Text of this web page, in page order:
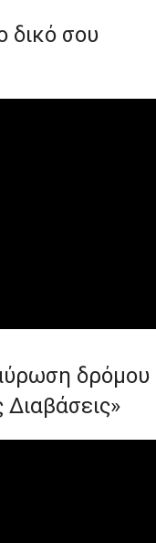
δικό σου
δρόμου
Διαβάσεις»